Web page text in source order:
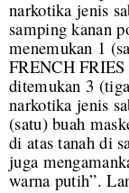
narkotika jenis
samping kanan
menemukan 1
FRENCH FRIES
ditemukan 3
narkotika jenis
(satu) buah
di atas tanah di
juga
warna putih”.